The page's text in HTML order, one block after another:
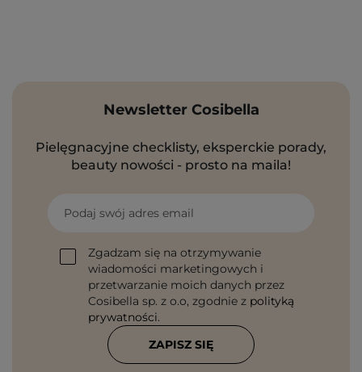
Newsletter Cosibella
Pielęgnacyjne checklisty, eksperckie porady,
beauty nowości - prosto na maila!
Podaj swój adres email
Zgadzam się na otrzymywanie
wiadomości marketingowych i
przetwarzanie moich danych przez
Cosibella sp. z o.o, zgodnie z polityką
prywatności.
ZAPISZ SIĘ